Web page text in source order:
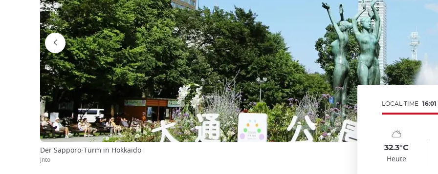
Der Sapporo-Turm in Hokkaido
Jnto
LOCAL TIME 16:01
sunny_cloudy
32.3°C
Heute